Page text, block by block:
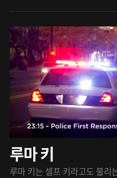
루마 키
루마 키는 셀프 키라고도 불리